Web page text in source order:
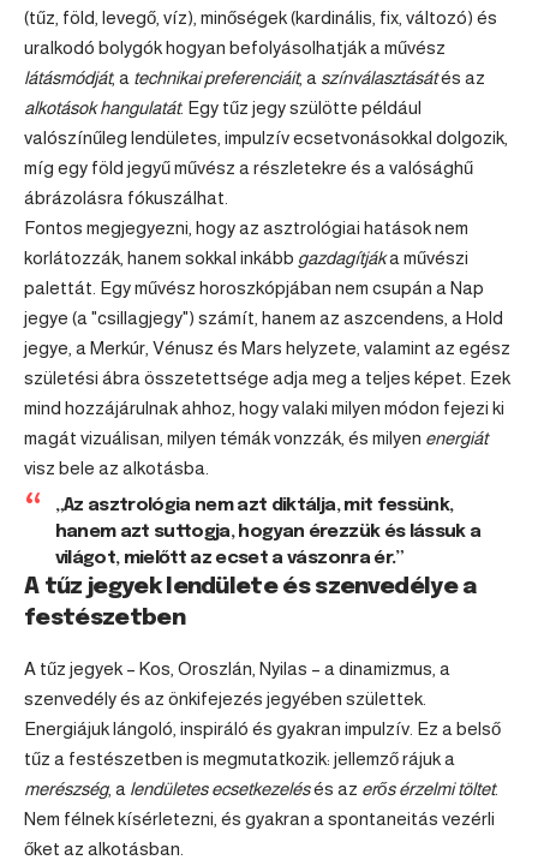
(tűz, föld, levegő, víz), minőségek (kardinális, fix, változó) és
uralkodó bolygók hogyan befolyásolhatják a művész
látásmódját, a technikai preferenciáit, a színválasztásátés az
alkotások hangulatát. Egy tűz jegy szülötte például
valószínűleg lendületes, impulzív ecsetvonásokkal dolgozik,
míg egy föld jegyűművész a részletekre és a valósághű
ábrázolásra fókuszálhat.
Fontos megjegyezni, hogy az asztrológiai hatások nem
korlátozzák, hanem sokkal inkább gazdagítjáka művészi
palettát. Egy művész horoszkópjában nem csupán a Nap
jegye (a "csillagjegy") számít, hanem az aszcendens , a Hold
jegye, a Merkúr, Vénusz és Mars helyzete, valamint az egész
születési ábra összetettsége adja meg a teljes képet. Ezek
mind hozzájárulnak ahhoz, hogy valaki milyen módon fejezi ki
magát vizuálisan, milyen témák vonzzák, és milyen energiát
visz bele az alkotásba.
„Az asztrológia nem azt diktálja, mit fessünk,
hanem azt suttogja, hogyan érezzük és lássuk a
világot, mielőtt az ecset a vászonra ér.”
A tűz jegyek lendülete és szenvedélye a
festészetben
A tűz jegyek – Kos Oroszlán Nyilas – a dinamizmus, a
szenvedély és az önkifejezés jegyében születtek.
Energiájuk lángoló, inspiráló és gyakran impulzív. Ez a belső
tűz a festészetben is megmutatkozik: jellemző rájuk a
merészség, a lendületes ecsetkezelésés az erős érzelmi töltet.
Nem félnek kísérletezni, és gyakran a spontaneitás vezérli
őket az alkotásban.